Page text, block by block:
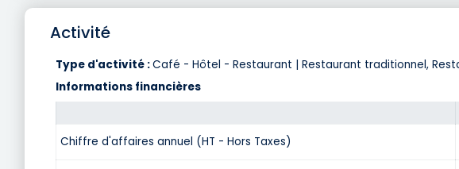
Activité
Type d'activité :Café - Hôtel - Restaurant | Restaurant traditionnel,
Informations financières
Chiffre d'affaires annuel (HT - Hors Taxes)